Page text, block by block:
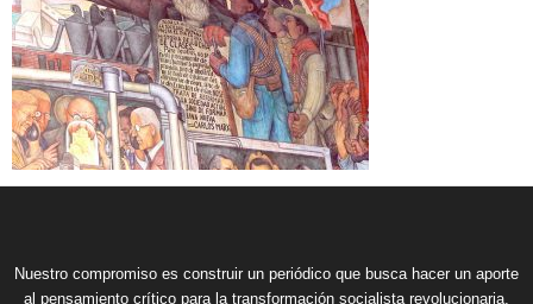
Nuestro compromiso es construir un periódico que busca hacer un aporte
al pensamiento crítico para la transformación socialista revolucionaria,